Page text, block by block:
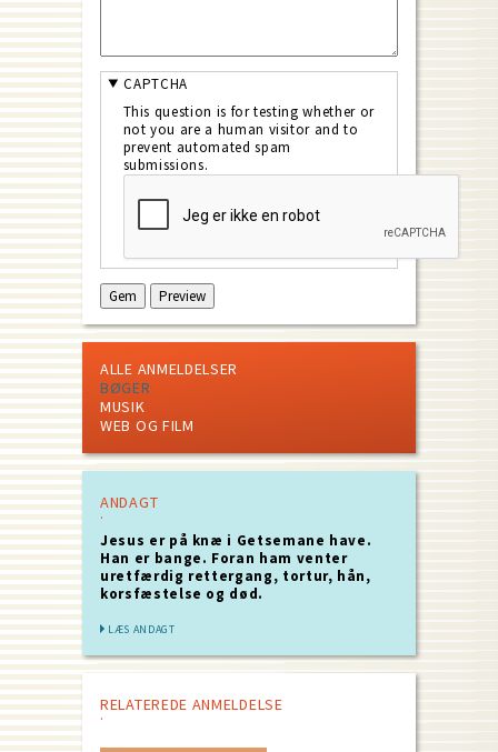
CAPTCHA
This question is for testing whether or
not you are a human visitor and to
prevent automated spam
submissions.
ALLE ANMELDELSER
BØGER
MUSIK
WEB OG FILM
ANDAGT
Jesus er på knæ i Getsemane have.
Han er bange. Foran ham venter
uretfærdig rettergang, tortur, hån,
korsfæstelse og død.
LÆS ANDAGT
RELATEREDE ANMELDELSE